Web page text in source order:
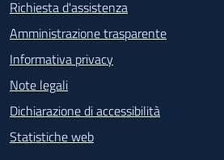
Richiesta d'assistenza
Amministrazione trasparente
Informativa privacy
Note legali
Dichiarazione di accessibilità
Statistiche web